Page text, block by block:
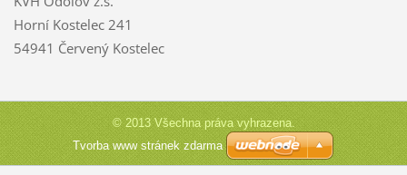
Horní Kostelec 241
54941 Červený Kostelec
© 2013 Všechna práva vyhrazena.
Tvorba www stránek zdarma